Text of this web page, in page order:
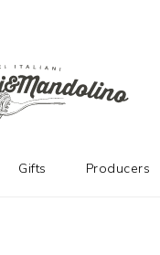
Gifts Producers